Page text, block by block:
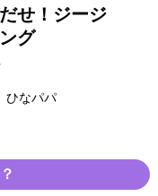
せ！ジージ
グ
ひなパパ